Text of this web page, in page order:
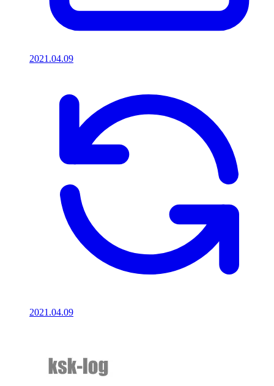
2021.04.09
2021.04.09